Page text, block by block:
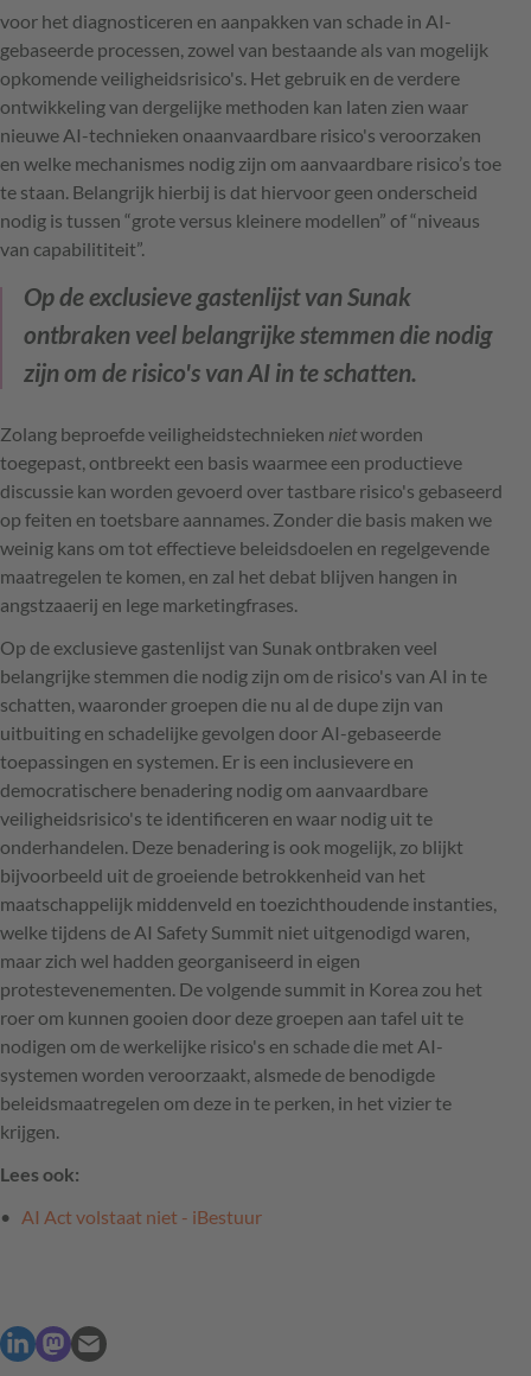
voor het diagnosticeren en aanpakken van schade in AI-
gebaseerde processen, zowel van bestaande als van mogelijk
opkomende veiligheidsrisico's. Het gebruik en de verdere
ontwikkeling van dergelijke methoden kan laten zien waar
nieuwe AI-technieken onaanvaardbare risico's veroorzaken
en welke mechanismes nodig zijn om aanvaardbare risico’s toe
te staan. Belangrijk hierbij is dat hiervoor geen onderscheid
nodig is tussen “grote versus kleinere modellen” of “niveaus
van capabilititeit”.
Op de exclusieve gastenlijst van Sunak
ontbraken veel belangrijke stemmen die nodig
zijn om de risico's van AI in te schatten.
Zolang beproefde veiligheidstechnieken nietworden
toegepast, ontbreekt een basis waarmee een productieve
discussie kan worden gevoerd over tastbare risico's gebaseerd
op feiten en toetsbare aannames. Zonder die basis maken we
weinig kans om tot effectieve beleidsdoelen en regelgevende
maatregelen te komen, en zal het debat blijven hangen in
angstzaaerij en lege marketingfrases.
Op de exclusieve gastenlijst van Sunak ontbraken veel
belangrijke stemmen die nodig zijn om de risico's van AI in te
schatten, waaronder groepen die nu al de dupe zijn van
uitbuiting en schadelijke gevolgen door AI-gebaseerde
toepassingen en systemen. Er is een inclusievere en
democratischere benadering nodig om aanvaardbare
veiligheidsrisico's te identificeren en waar nodig uit te
onderhandelen. Deze benadering is ook mogelijk, zo blijkt
bijvoorbeeld uit de groeiende betrokkenheid van het
maatschappelijk middenveld en toezichthoudende instanties,
welke tijdens de AI Safety Summit niet uitgenodigd waren,
maar zich wel hadden georganiseerd in eigen
protestevenementen. De volgende summit in Korea zou het
roer om kunnen gooien door deze groepen aan tafel uit te
nodigen om de werkelijke risico's en schade die met AI-
systemen worden veroorzaakt, alsmede de benodigde
beleidsmaatregelen om deze in te perken, in het vizier te
krijgen.
Lees ook:
AI Act volstaat niet - iBestuur